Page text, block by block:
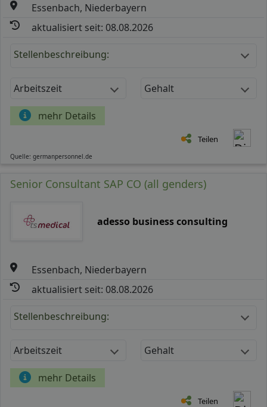
Essenbach, Niederbayern
aktualisiert seit: 08.08.2026
Stellenbeschreibung:
Arbeitszeit Gehalt
mehr Details
Teilen
Quelle: germanpersonnel.de
Senior Consultant SAP CO (all genders)
adesso business consulting
Essenbach, Niederbayern
aktualisiert seit: 08.08.2026
Stellenbeschreibung:
Arbeitszeit Gehalt
mehr Details
Teilen